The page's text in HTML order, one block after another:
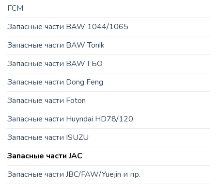
ГСМ
Запасные части BAW 1044/1065
Запасные части BAW Tonik
Запасные части BAW ГБО
Запасные части Dong Feng
Запасные части Foton
Запасные части Huyndai HD78/120
Запасные части ISUZU
Запасные части JAC
Запасные части JBC/FAW/Yuejin и пр.